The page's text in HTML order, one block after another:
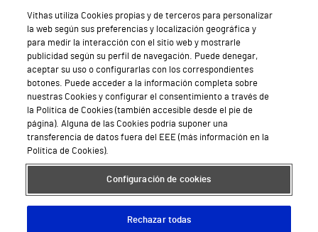
Sobre Vithas
Quiénes somos
Trabajar en Vithas
Teléfono Cita Médica
Teléfono Atención al Cliente
Política de seguridad y salud en el trabajo
Conoce a Supervita
Vithas utiliza Cookies propias y de terceros para personalizar
la web según sus preferencias y localización geográfica y
para medir la interacción con el sitio web y mostrarle
publicidad según su perfil de navegación. Puede denegar,
aceptar su uso o configurarlas con los correspondientes
botones. Puede acceder a la información completa sobre
nuestras Cookies y configurar el consentimiento a través de
la Política de Cookies (también accesible desde el pie de
página). Alguna de las Cookies podría suponer una
transferencia de datos fuera del EEE (más información en la
Política de Cookies).
Configuración de cookies
Rechazar todas